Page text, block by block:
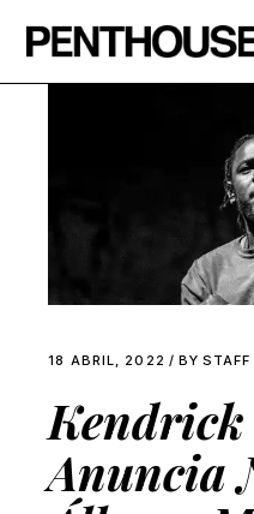
the
18 ABRIL, 2022 BY STAFF
Anuncia